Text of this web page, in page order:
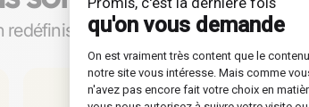
redéfinissent l'apprentissage en
chaque leçon est